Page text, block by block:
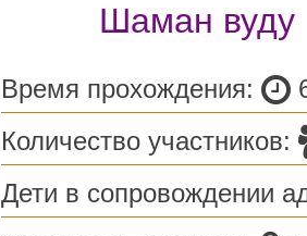
Шаман вуду
Время прохождения:
Количество участников:
Дети в сопровождении